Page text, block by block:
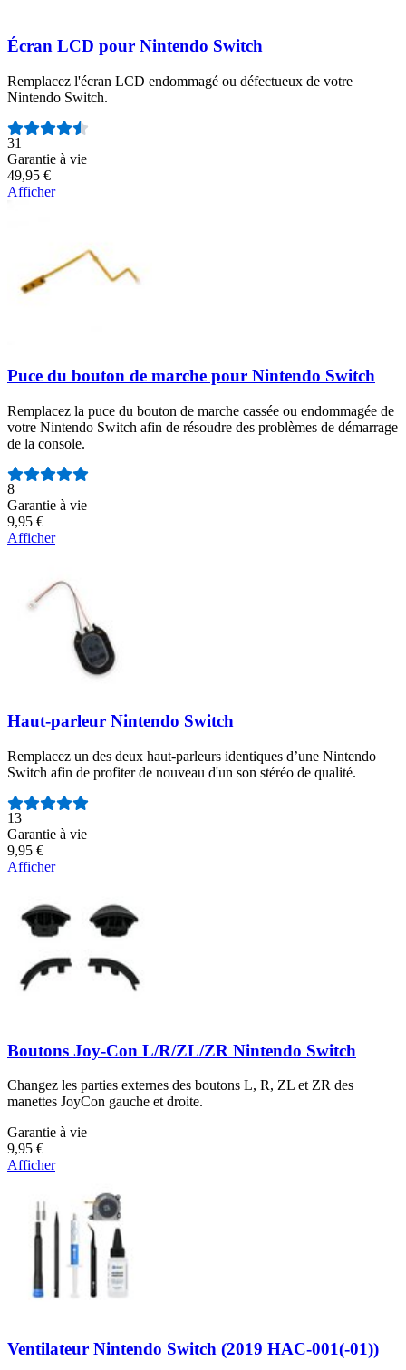
Écran LCD pour Nintendo Switch
Remplacez l'écran LCD endommagé ou défectueux de votre
Nintendo Switch.
Nombre d'avis :
31
Garantie à vie
49,95 €
Afficher
Puce du bouton de marche pour Nintendo Switch
Remplacez la puce du bouton de marche cassée ou endommagée de
votre Nintendo Switch afin de résoudre des problèmes de démarrage
de la console.
Nombre d'avis :
8
Garantie à vie
9,95 €
Afficher
Haut-parleur Nintendo Switch
Remplacez un des deux haut-parleurs identiques d’une Nintendo
Switch afin de profiter de nouveau d'un son stéréo de qualité.
Nombre d'avis :
13
Garantie à vie
9,95 €
Afficher
Boutons Joy-Con L/R/ZL/ZR Nintendo Switch
Changez les parties externes des boutons L, R, ZL et ZR des
manettes JoyCon gauche et droite.
Garantie à vie
9,95 €
Afficher
Ventilateur Nintendo Switch (2019 HAC-001(-01))